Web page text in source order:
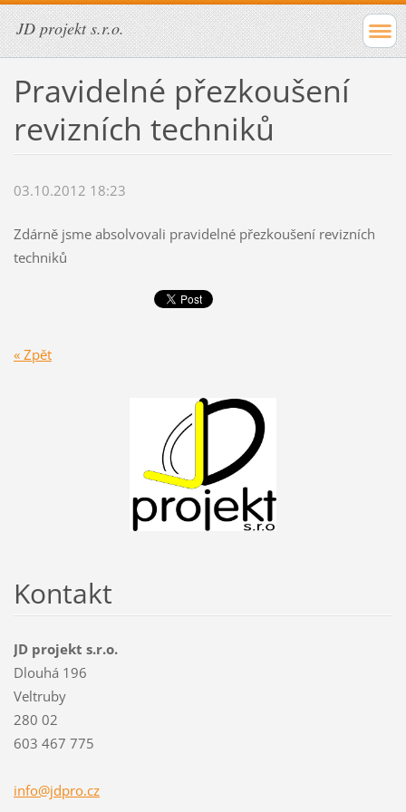
JD projekt s.r.o.
Pravidelné přezkoušení
revizních techniků
03.10.2012 18:23
Zdárně jsme absolvovali pravidelné přezkoušení revizních
techniků
« Zpět
Kontakt
JD projekt s.r.o.
Dlouhá 196
Veltruby
280 02
603 467 775
info@jdpro.cz